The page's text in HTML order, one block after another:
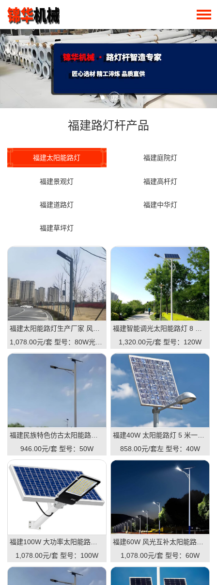
02
福建路灯杆产品
福建太阳能路灯 福建庭院灯
福建景观灯 福建高杆灯
福建道路灯 福建中华灯
福建草坪灯
1,078.00元/套 型号：80W光伏板
1,320.00元/套 型号：120W
946.00元/套 型号：50W
858.00元/套左 型号：40W
1,078.00元/套 型号：100W
1,078.00元/套 型号：60W